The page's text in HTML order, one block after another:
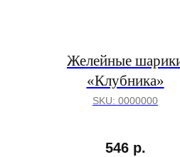
Желейные
«Клубника»
SKU: 0000000
546 р.